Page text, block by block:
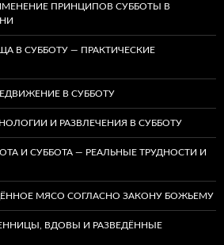
ПРИНЦИПОВ СУББОТЫ В
В СУББОТУ — ПРАКТИЧЕСКИЕ
В СУББОТУ
И РАЗВЛЕЧЕНИЯ В СУББОТУ
И СУББОТА — РЕАЛЬНЫЕ ТРУДНОСТИ И
МЯСО СОГЛАСНО ЗАКОНУ БОЖЬЕМУ
ВДОВЫ И РАЗВЕДЁННЫЕ